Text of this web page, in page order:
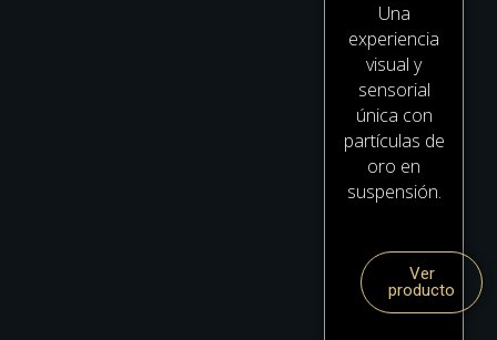
Una
experiencia
visual y
sensorial
única con
partículas de
oro en
suspensión.
Ver
producto